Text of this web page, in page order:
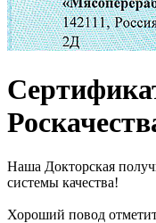
Наша Докторская
системы качества!
Хороший повод